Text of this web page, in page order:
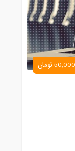
50,000 تومان